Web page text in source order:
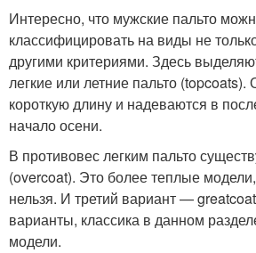
Интересно, что мужские пальто
классифицировать на виды не
другими критериями. Здесь
легкие или летние пальто
короткую длину и надеваются в
начало осени.
В противовес легким пальто
(overcoat). Это более теплые
нельзя. И третий вариант —
варианты, классика в данном
модели.